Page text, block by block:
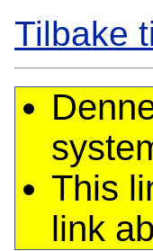
Tilbake
This
link